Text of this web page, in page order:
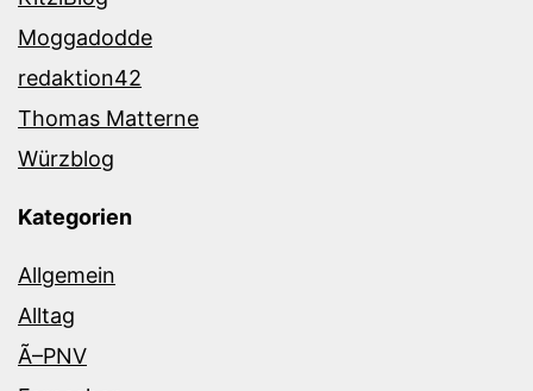
Moggadodde
redaktion42
Thomas Matterne
Würzblog
Kategorien
Allgemein
Alltag
Ã–PNV